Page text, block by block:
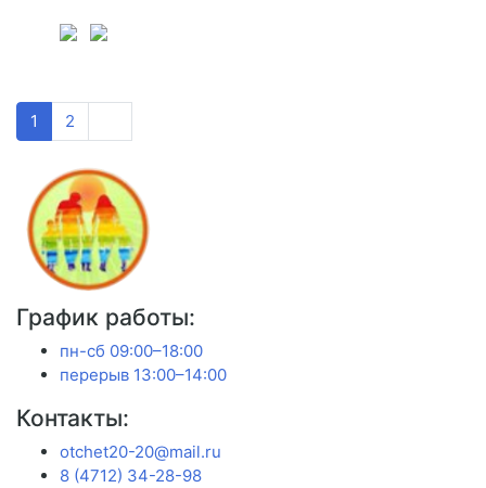
1 2
График работы:
пн-сб 09:00–18:00
перерыв 13:00–14:00
Контакты:
otchet20-20@mail.ru
8 (4712) 34-28-98